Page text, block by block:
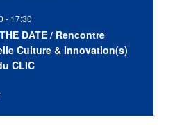
- 17:30
DATE / Rencontre
Culture & Innovation(s)
CLIC